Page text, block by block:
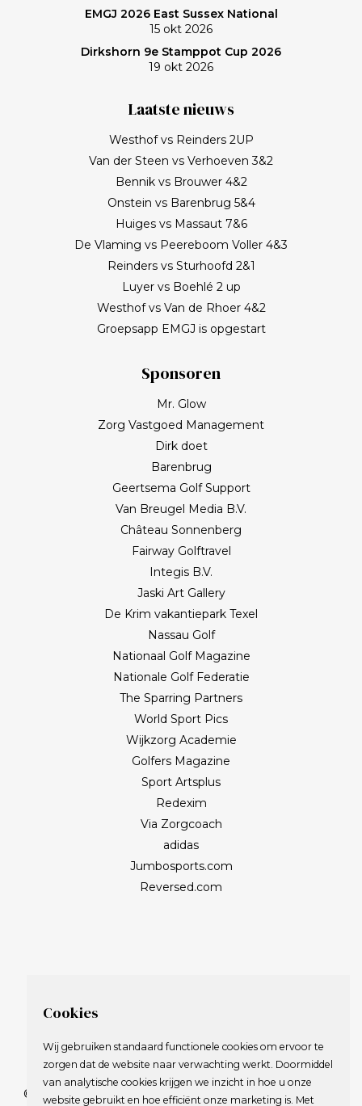
EMGJ 2026 East Sussex National
15 okt 2026
Dirkshorn 9e Stamppot Cup 2026
19 okt 2026
Laatste nieuws
Westhof vs Reinders 2UP
Van der Steen vs Verhoeven 3&2
Bennik vs Brouwer 4&2
Onstein vs Barenbrug 5&4
Huiges vs Massaut 7&6
De Vlaming vs Peereboom Voller 4&3
Reinders vs Sturhoofd 2&1
Luyer vs Boehlé 2 up
Westhof vs Van de Rhoer 4&2
Groepsapp EMGJ is opgestart
Sponsoren
Mr. Glow
Zorg Vastgoed Management
Dirk doet
Barenbrug
Geertsema Golf Support
Van Breugel Media B.V.
Château Sonnenberg
Fairway Golftravel
Integis B.V.
Jaski Art Gallery
De Krim vakantiepark Texel
Nassau Golf
Nationaal Golf Magazine
Nationale Golf Federatie
The Sparring Partners
World Sport Pics
Wijkzorg Academie
Golfers Magazine
Sport Artsplus
Redexim
Via Zorgcoach
adidas
Jumbosports.com
Reversed.com
© 2009-2023 Nederlandse Vereniging van Golfspelende
Cookies
Wij gebruiken standaard functionele cookies om ervoor te
zorgen dat de website naar verwachting werkt. Doormiddel
van analytische cookies krijgen we inzicht in hoe u onze
website gebruikt en hoe efficiënt onze marketing is. Met